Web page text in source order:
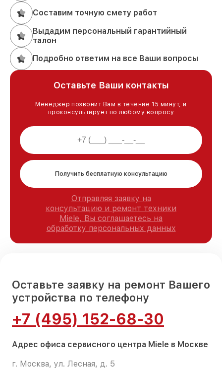
Составим точную смету работ
Выдадим персональный гарантийный
талон
Подробно ответим на все Ваши вопросы
Оставьте Ваши контакты
Менеджер позвонит Вам в течение 15 минут, и
проконсультирует по любому вопросу
Получить бесплатную консультацию
Отправляя заявку на
консультацию и ремонт техники
Miele, Вы соглашаетесь на
обработку персональных данных
Оставьте заявку на ремонт Вашего
устройства по телефону
+7 (495) 152-68-30
Адрес офиса сервисного центра Miele в Москве
г. Москва, ул. Лесная, д. 5